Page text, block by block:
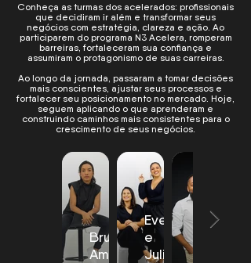
Conheça as turmas dos acelerados: profissionais
que decidiram ir além e transformar seus
negócios com estratégia, clareza e ação. Ao
participarem do programa N3 Acelera, romperam
barreiras, fortaleceram sua confiança e
assumiram o protagonismo de suas carreiras.
Ao longo da jornada, passaram a tomar decisões
mais conscientes, ajustar seus processos e
fortalecer seu posicionamento no mercado. Hoje,
seguem aplicando o que aprenderam e
construindo caminhos mais consistentes para o
crescimento de seus negócios.
Bruna
Amorim
Evelyn
e
Juliana